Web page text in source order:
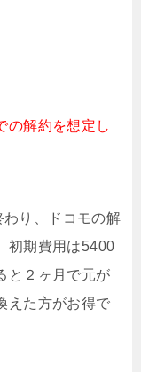
の解約を想定し
り、ドコモの解
初期費用は5400
と２ヶ月で元が
えた方がお得で